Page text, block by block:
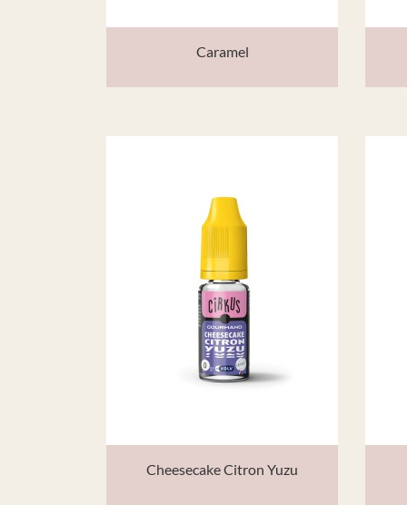
Caramel
Cheesecake Citron Yuzu